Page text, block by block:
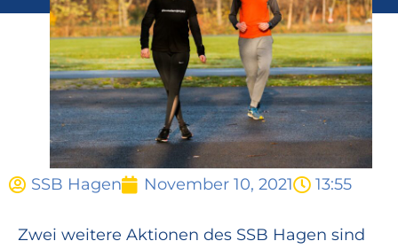
SSB Hagen November 10, 2021 13:55
Zwei weitere Aktionen des SSB Hagen sind